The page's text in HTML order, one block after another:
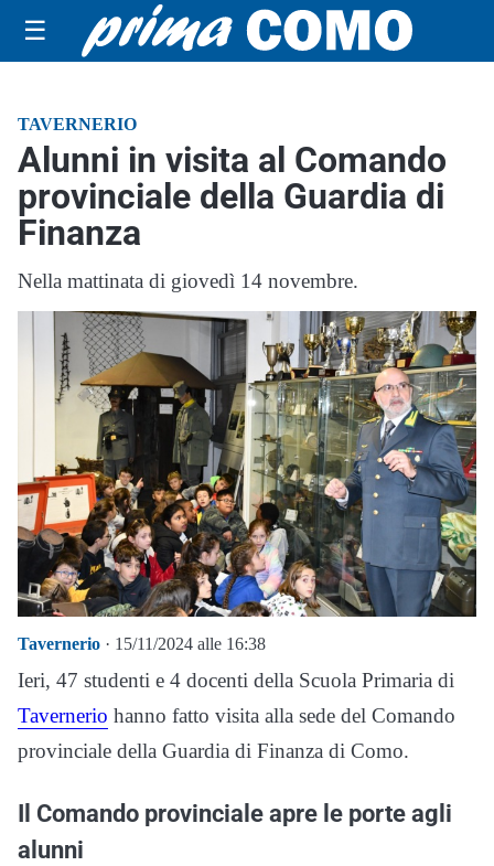
☰
TAVERNERIO
Alunni in visita al Comando
provinciale della Guardia di
Finanza
Nella mattinata di giovedì 14 novembre.
Tavernerio · 15/11/2024 alle 16:38
Ieri, 47 studenti e 4 docenti della Scuola Primaria di
Tavernerio hanno fatto visita alla sede del Comando
provinciale della Guardia di Finanza di Como.
Il Comando provinciale apre le porte agli
alunni